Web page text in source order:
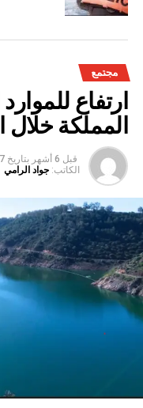
مجتمع
ارتفاع
المملكة خلال الـ 24 ساعة
قبل 6 أشهر بتاريخ 27
الكاتب: جواد الرامي